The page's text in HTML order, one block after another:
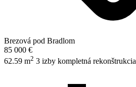
Brezová pod Bradlom
85 000 €
62.59 m2 3 izby kompletná rekonštrukcia